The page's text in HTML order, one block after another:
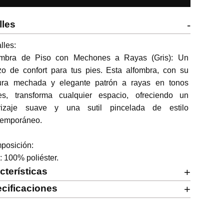
-
de Piso con Mechones a Rayas (Gris): Un
de confort para tus pies. Esta alfombra, con su
mechada y elegante patrón a rayas en tonos
transforma cualquier espacio, ofreciendo un
suave y una sutil pincelada de estilo
100% poliéster.
+
+